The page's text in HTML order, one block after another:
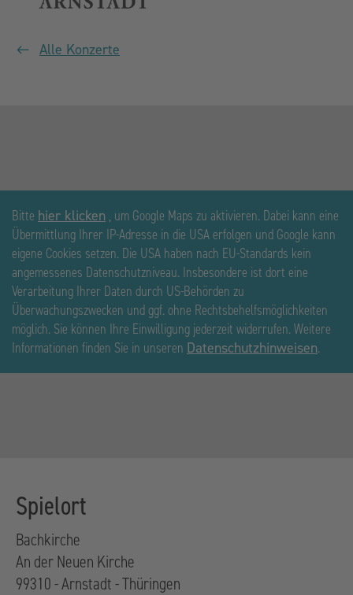
Alle Konzerte
Bitte hier klicken , um Google Maps zu aktivieren. Dabei kann eine
Übermittlung Ihrer IP-Adresse in die USA erfolgen und Google kann
eigene Cookies setzen. Die USA haben nach EU-Standards kein
angemessenes Datenschutzniveau. Insbesondere ist dort eine
Verarbeitung Ihrer Daten durch US-Behörden zu
Überwachungszwecken und ggf. ohne Rechtsbehelfsmöglichkeiten
möglich. Sie können Ihre Einwilligung jederzeit widerrufen. Weitere
Informationen finden Sie in unseren Datenschutzhinweisen.
Spielort
Bachkirche
An der Neuen Kirche
99310 - Arnstadt - Thüringen